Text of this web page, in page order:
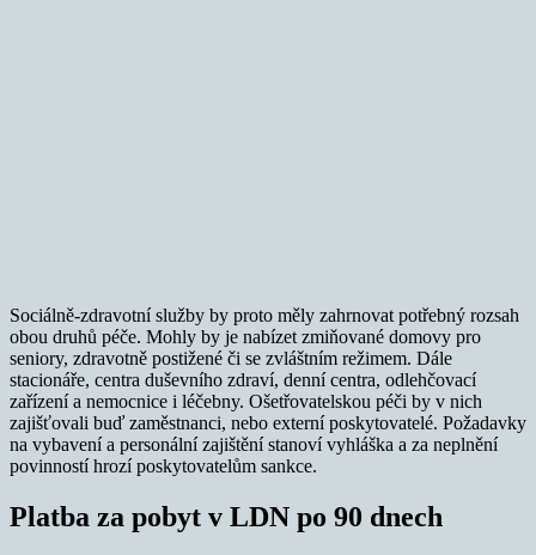
Sociálně-zdravotní služby by proto měly zahrnovat potřebný rozsah
obou druhů péče. Mohly by je nabízet zmiňované domovy pro
seniory, zdravotně postižené či se zvláštním režimem. Dále
stacionáře, centra duševního zdraví, denní centra, odlehčovací
zařízení a nemocnice i léčebny. Ošetřovatelskou péči by v nich
zajišťovali buď zaměstnanci, nebo externí poskytovatelé. Požadavky
na vybavení a personální zajištění stanoví vyhláška a za neplnění
povinností hrozí poskytovatelům sankce.
Platba za pobyt v LDN po 90 dnech